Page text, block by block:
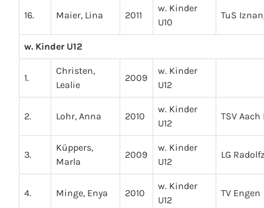
16. Maier, Lina 2011
w. Kinder
U10
TuS
w. Kinder U12
1.
Christen,
Lealie
2009
w. Kinder
U12
2. Lohr, Anna 2010
w. Kinder
U12
TSV Aach
3.
Küppers,
Marla
2009
w. Kinder
U12
LG
4. Minge, Enya 2010
w. Kinder
U12
TV Engen